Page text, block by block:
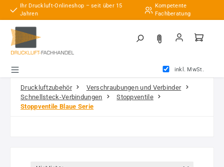
Zum Hauptinhalt springen
Ihr Druckluft-Onlineshop – seit über 15
Jahren
Kompetente
Fachberatung
inkl. MwSt.
Druckluftzubehör
Verschraubungen und Verbinder
Schnellsteck-Verbindungen
Stoppventile
Stoppventile Blaue Serie